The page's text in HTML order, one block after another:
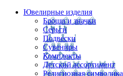
Ювелирные изделия
Броши и значки
Серьги
Подвески
Сувениры
Комплекты
Детский ассортимент
Религиозная символика